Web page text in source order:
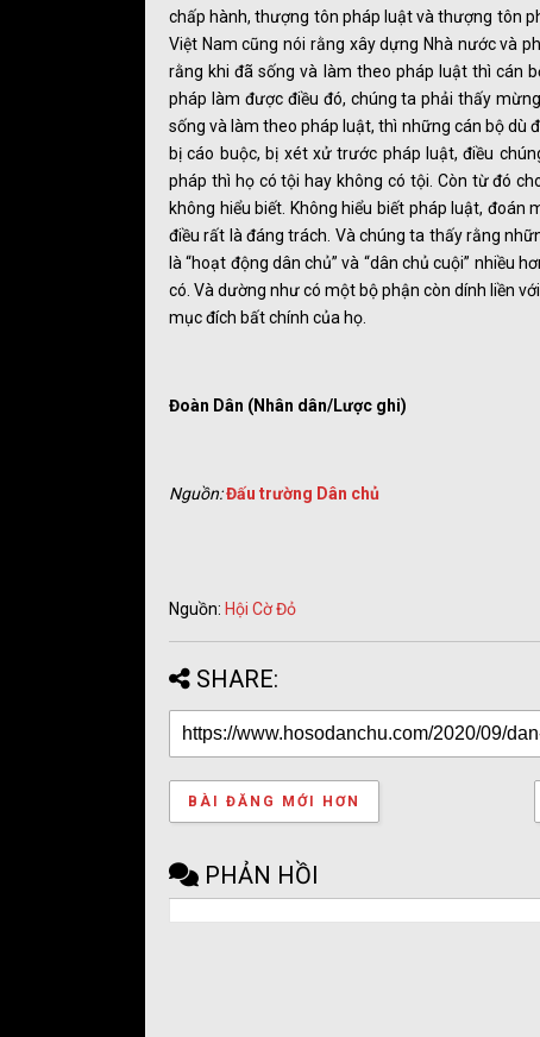
chấp hành, thượng tôn pháp luật và thượng tôn
Việt Nam cũng nói rằng xây dựng Nhà nước và
rằng khi đã sống và làm theo pháp luật thì cán
pháp làm được điều đó, chúng ta phải thấy
sống và làm theo pháp luật, thì những cán bộ dù
bị cáo buộc, bị xét xử trước pháp luật, điều
pháp thì họ có tội hay không có tội. Còn từ đó
không hiểu biết. Không hiểu biết pháp luật, đoán
điều rất là đáng trách. Và chúng ta thấy rằng
là “hoạt động dân chủ” và “dân chủ cuội” nhiều
có. Và dường như có một bộ phận còn dính liền
mục đích bất chính của họ.
Đoàn Dân (Nhân dân/Lược ghi)
Nguồn:Đấu trường Dân chủ
Nguồn: Hội Cờ Đỏ
SHARE:
BÀI ĐĂNG MỚI HƠN
PHẢN HỒI